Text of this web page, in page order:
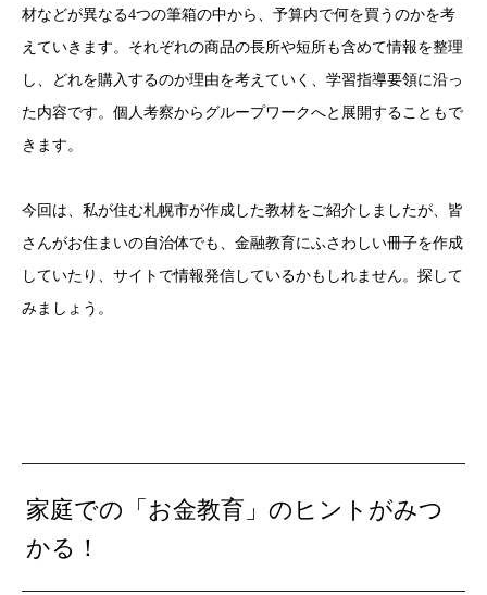
材などが異なる4つの筆箱の中から、予算内で何を買うのかを考
えていきます。それぞれの商品の長所や短所も含めて情報を整理
し、どれを購入するのか理由を考えていく、学習指導要領に沿っ
た内容です。個人考察からグループワークへと展開することもで
きます。
今回は、私が住む札幌市が作成した教材をご紹介しましたが、皆
さんがお住まいの自治体でも、金融教育にふさわしい冊子を作成
していたり、サイトで情報発信しているかもしれません。探して
みましょう。
家庭での「お金教育」のヒントがみつ
かる！